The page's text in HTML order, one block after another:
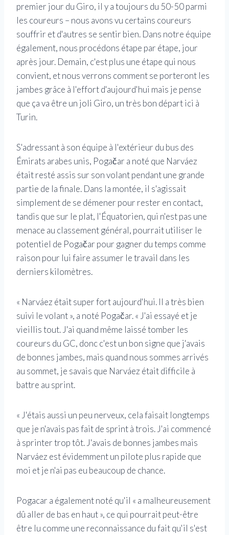
premier jour du Giro, il y a toujours du 50-50 parmi
les coureurs – nous avons vu certains coureurs
souffrir et d'autres se sentir bien. Dans notre équipe
également, nous procédons étape par étape, jour
après jour. Demain, c'est plus une étape qui nous
convient, et nous verrons comment se porteront les
jambes grâce à l'effort d'aujourd'hui mais je pense
que ça va être un joli Giro, un très bon départ ici à
Turin.
S'adressant à son équipe à l'extérieur du bus des
Émirats arabes unis, Pogačar a noté que Narváez
était resté assis sur son volant pendant une grande
partie de la finale. Dans la montée, il s'agissait
simplement de se démener pour rester en contact,
tandis que sur le plat, l'Équatorien, qui n'est pas une
menace au classement général, pourrait utiliser le
potentiel de Pogačar pour gagner du temps comme
raison pour lui faire assumer le travail dans les
derniers kilomètres.
« Narváez était super fort aujourd'hui. Il a très bien
suivi le volant », a noté Pogačar. « J'ai essayé et je
vieillis tout. J'ai quand même laissé tomber les
coureurs du GC, donc c'est un bon signe que j'avais
de bonnes jambes, mais quand nous sommes arrivés
au sommet, je savais que Narváez était difficile à
battre au sprint.
« J'étais aussi un peu nerveux, cela faisait longtemps
que je n'avais pas fait de sprint à trois. J'ai commencé
à sprinter trop tôt. J'avais de bonnes jambes mais
Narváez est évidemment un pilote plus rapide que
moi et je n'ai pas eu beaucoup de chance.
Pogacar a également noté qu'il « a malheureusement
dû aller de bas en haut », ce qui pourrait peut-être
être lu comme une reconnaissance du fait qu'il s'est